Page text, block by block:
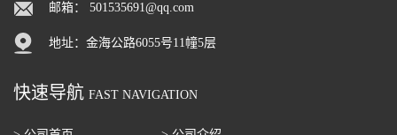
邮箱： 501535691@qq.com
地址：金海公路6055号11幢5层
快速导航 FAST NAVIGATION